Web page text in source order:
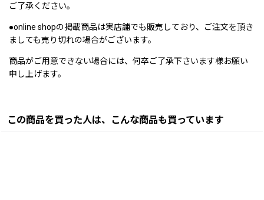
ご了承ください。
●online shopの掲載商品は実店舗でも販売しており、ご注文を頂き
ましても売り切れの場合がございます。
商品がご用意できない場合には、何卒ご了承下さいます様お願い
申し上げます。
この商品を買った人は、こんな商品も買っています